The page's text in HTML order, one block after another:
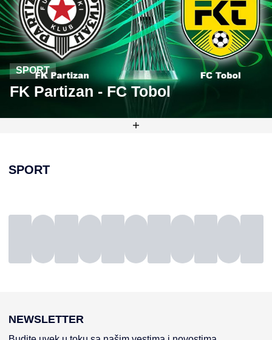
SPORT
FK Partizan - FC Tobol
SPORT
NEWSLETTER